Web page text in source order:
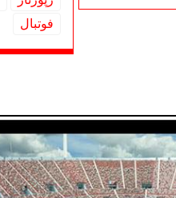
فوتبال